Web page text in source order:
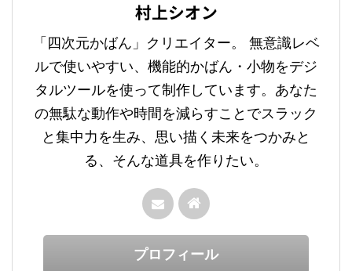
村上シオン
「四次元かばん」クリエイター。 無意識レベ
ルで使いやすい、機能的かばん・小物をデジ
タルツールを使って制作しています。あなた
の無駄な動作や時間を減らすことでスラック
と集中力を生み、思い描く未来をつかみと
る、そんな道具を作りたい。
プロフィール